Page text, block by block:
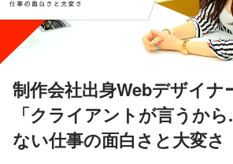
制作会社出身Webデザイナ
「クライアントが言うか
ない仕事の面白さと大変さ